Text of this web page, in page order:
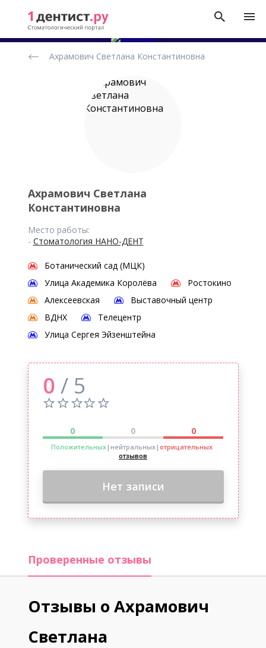
стоматологов
Ахрамович Светлана Константиновна
Ахрамович Светлана
Константиновна
Место работы:
- Стоматология НАНО-ДЕНТ
Ботанический сад (МЦК)
Улица Академика Королёва
Ростокино
Алексеевская
Выставочный центр
ВДНХ
Телецентр
Улица Сергея Эйзенштейна
0 / 5
0 0 0
Положительных|нейтральных| отрицательных
отзывов
Нет записи
Проверенные отзывы
Отзывы о Ахрамович
Светлана